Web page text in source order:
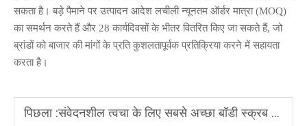
सकता है। बड़े पैमाने पर उत्पादन आदेश लचीली न्यूनतम ऑर्डर मात्रा (MOQ)
का समर्थन करते हैं और 28 कार्यदिवसों के भीतर वितरित किए जा सकते हैं, जो
ब्रांडों को बाजार की मांगों के प्रति कुशलतापूर्वक प्रतिक्रिया करने में सहायता
करता है।
पिछला :संवेदनशील त्वचा के लिए सबसे अच्छा बॉडी स्क्रब कौन सा है?